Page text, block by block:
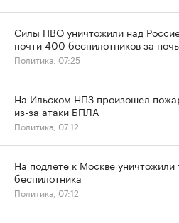
Силы ПВО уничтожили над
почти 400 беспилотников за ночь
Политика, 07:25
На Ильском НПЗ произошел
из-за атаки БПЛА
Политика, 07:12
На подлете к Москве уничтожили
беспилотника
Политика, 07:12